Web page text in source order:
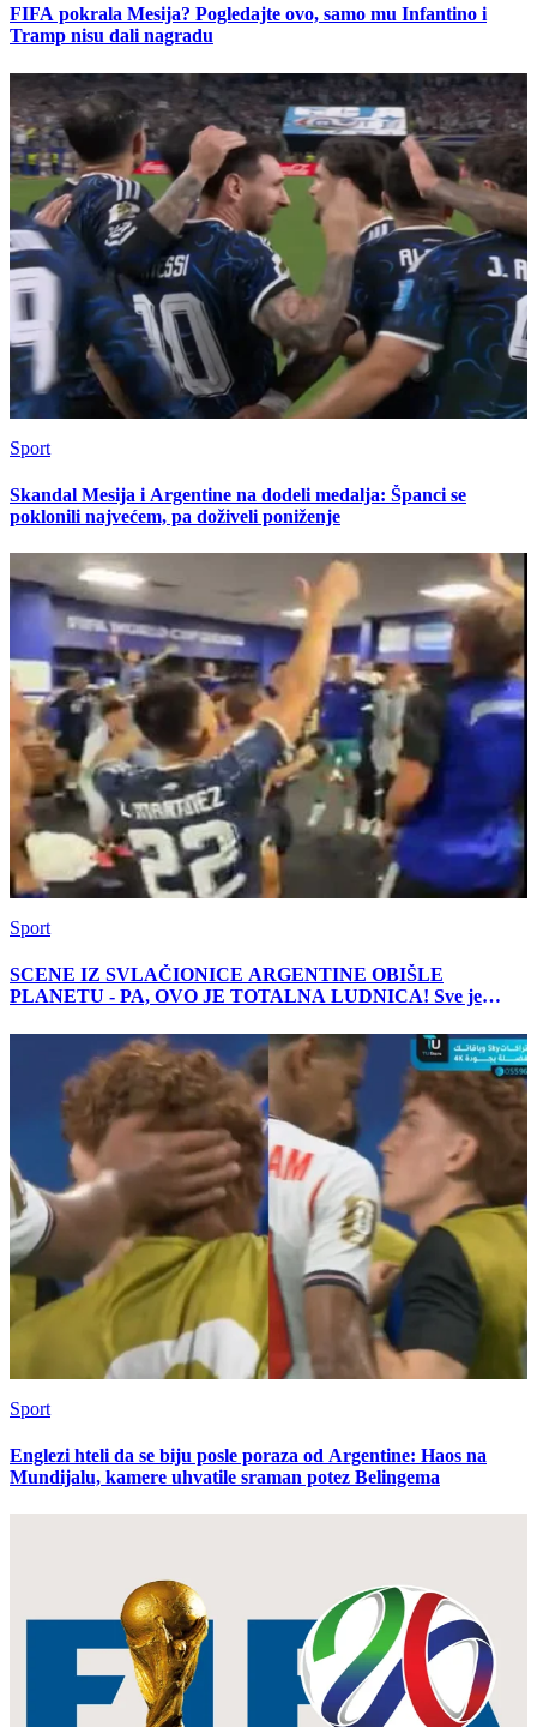
FIFA pokrala Mesija? Pogledajte ovo, samo mu Infantino i
Tramp nisu dali nagradu
Sport
Skandal Mesija i Argentine na dodeli medalja: Španci se
poklonili najvećem, pa doživeli poniženje
Sport
SCENE IZ SVLAČIONICE ARGENTINE OBIŠLE
PLANETU - PA, OVO JE TOTALNA LUDNICA! Sve je
Sport
Englezi hteli da se biju posle poraza od Argentine: Haos na
Mundijalu, kamere uhvatile sraman potez Belingema